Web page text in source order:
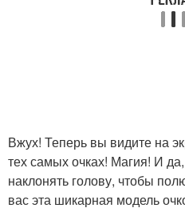
Вжух! Теперь вы видите на
тех самых очках! Магия! И
наклонять голову, чтобы
вас эта шикарная модель